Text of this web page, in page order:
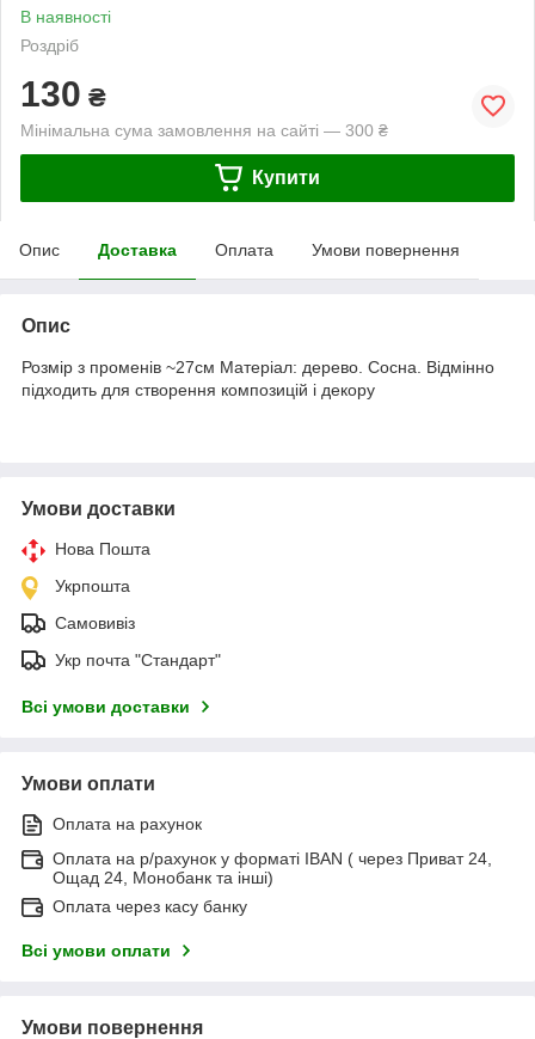
В наявності
Роздріб
130 ₴
Мінімальна сума замовлення на сайті — 300 ₴
Купити
Опис Доставка Оплата Умови повернення
Опис
Розмір з променів ~27см Матеріал: дерево. Сосна. Відмінно
підходить для створення композицій і декору
Умови доставки
Нова Пошта
Укрпошта
Самовивіз
Укр почта "Стандарт"
Всі умови доставки
Умови оплати
Оплата на рахунок
Оплата на р/рахунок у форматі IBAN ( через Приват 24,
Ощад 24, Монобанк та інші)
Оплата через касу банку
Всі умови оплати
Умови повернення